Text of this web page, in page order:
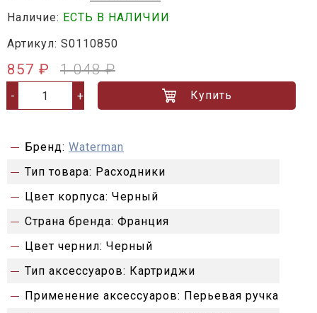
Наличие: ЕСТЬ В НАЛИЧИИ
Артикул: S0110850
857 ₽ 1 048 ₽
- + Купить
Бренд: Waterman
Тип товара: Расходники
Цвет корпуса: Черный
Страна бренда: Франция
Цвет чернил: Черный
Тип аксессуаров: Картриджи
Применение аксессуаров: Перьевая ручка